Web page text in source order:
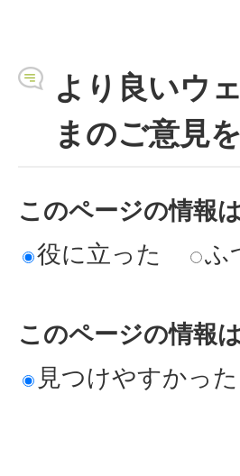
より良いウ
まのご意見
このページの情報
役に立った
ふ
このページの情報
見つけやすかった